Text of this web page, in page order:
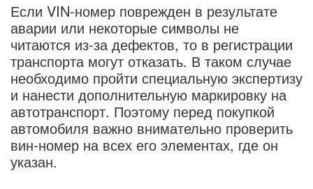
Если VIN-номер поврежден в результате
аварии или некоторые символы не
читаются из-за дефектов, то в регистрации
транспорта могут отказать. В таком случае
необходимо пройти специальную экспертизу
и нанести дополнительную маркировку на
автотранспорт. Поэтому перед покупкой
автомобиля важно внимательно проверить
вин-номер на всех его элементах, где он
указан.